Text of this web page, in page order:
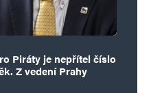
Piráty je nepřítel číslo
Z vedení Prahy